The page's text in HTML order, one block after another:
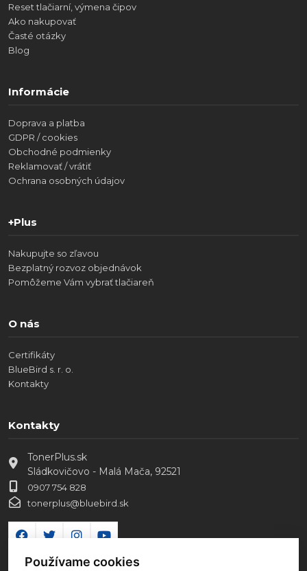
Reset tlačiarní, výmena čipov
Ako nakupovať
Časté otázky
Blog
Informácie
Doprava a platba
GDPR / cookies
Obchodné podmienky
Reklamovať / vrátiť
Ochrana osobných údajov
+Plus
Nakupujte so zľavou
Bezplatný rozvoz objednávok
Pomôžeme Vám vybrať tlačiareň
O nás
Certifikáty
BlueBird s. r. o.
Kontakty
Kontakty
TonerPlus.sk
Sládkovičovo - Malá Mača, 92521
0907 754 828
tonerplus@bluebird.sk
Používame cookies